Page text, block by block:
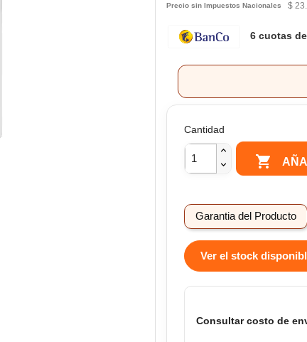
Precio sin Impuestos Nacionales $
6 cuotas de
Cantidad

Garantia del Producto
Ver el stock
Consultar costo de